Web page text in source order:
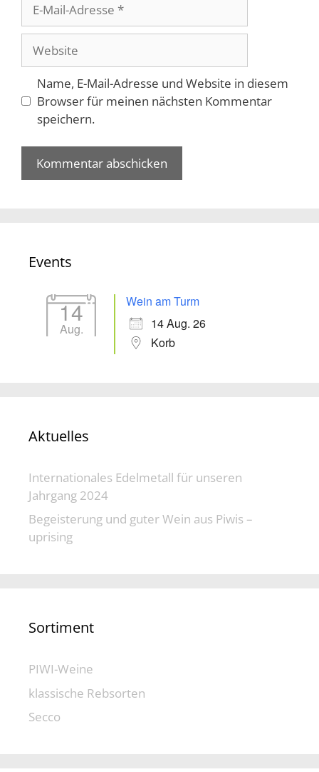
Mail-
Adresse
Website
Name, E-Mail-Adresse und Website in diesem
Browser für meinen nächsten Kommentar
speichern.
Events
14
Aug.
Wein am Turm
14 Aug. 26
Korb
Aktuelles
Internationales Edelmetall für unseren
Jahrgang 2024
Begeisterung und guter Wein aus Piwis –
uprising
Sortiment
PIWI-Weine
klassische Rebsorten
Secco